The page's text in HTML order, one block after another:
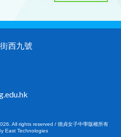
西九號
All rights reserved / 德貞女子中學版權所有
East Technologies